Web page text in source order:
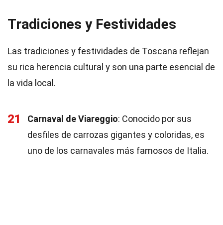
Tradiciones y Festividades
Las tradiciones y festividades de Toscana reflejan
su rica herencia cultural y son una parte esencial de
la vida local.
21 Carnaval de Viareggio: Conocido por sus
desfiles de carrozas gigantes y coloridas, es
uno de los carnavales más famosos de Italia.